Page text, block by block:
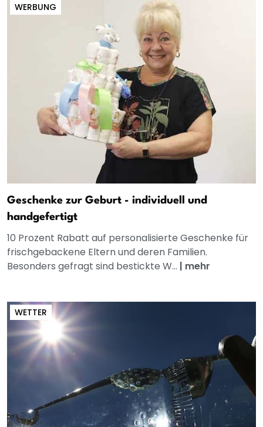
WERBUNG
Geschenke zur Geburt - individuell und
handgefertigt
10 Prozent Rabatt auf personalisierte Geschenke für
frischgebackene Eltern und deren Familien.
Besonders gefragt sind bestickte W... | mehr
WETTER